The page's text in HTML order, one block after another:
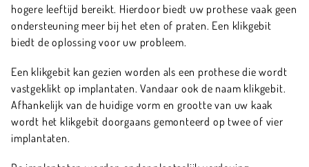
hogere leeftijd bereikt. Hierdoor biedt uw prothese vaak geen
ondersteuning meer bij het eten of praten. Een klikgebit
biedt de oplossing voor uw probleem.
Een klikgebit kan gezien worden als een prothese die wordt
vastgeklikt op implantaten. Vandaar ook de naam klikgebit.
Afhankelijk van de huidige vorm en grootte van uw kaak
wordt het klikgebit doorgaans gemonteerd op twee of vier
implantaten.